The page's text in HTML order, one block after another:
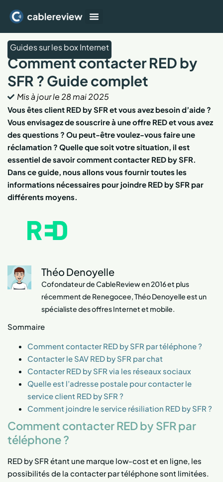
Guides sur les box Internet
Comment contacter RED by
SFR ? Guide complet
Mis à jour le28 mai 2025
Vous êtes client RED by SFR et vous avez besoin d’aide ?
Vous envisagez de souscrire à une offre RED et vous avez
des questions ? Ou peut-être voulez-vous faire une
réclamation ? Quelle que soit votre situation, il est
essentiel de savoir comment contacter RED by SFR.
Dans ce guide, nous allons vous fournir toutes les
informations nécessaires pour joindre RED by SFR par
différents moyens.
Théo Denoyelle
Cofondateur de CableReview en 2016 et plus
récemment de Renegocee, Théo Denoyelle est un
spécialiste des offres Internet et mobile.
Sommaire
Comment contacter RED by SFR par téléphone ?
Contacter le SAV RED by SFR par chat
Contacter RED by SFR via les réseaux sociaux
Quelle est l’adresse postale pour contacter le
service client RED by SFR ?
Comment joindre le service résiliation RED by SFR ?
Comment contacter RED by SFR par
téléphone ?
RED by SFR étant une marque low-cost et en ligne, les
possibilités de la contacter par téléphone sont limitées.